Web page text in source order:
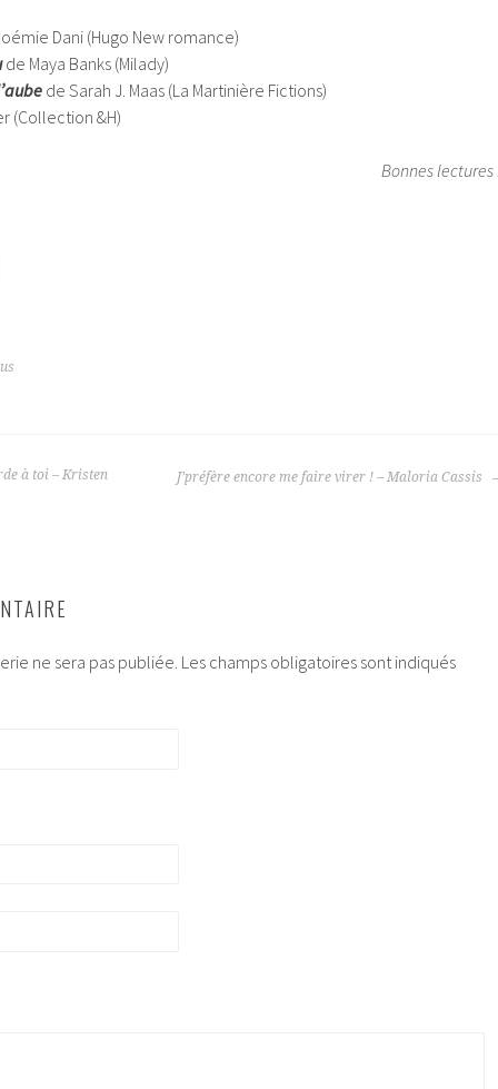
Dani (Hugo New romance)
de Maya Banks (Milady)
de Sarah J. Maas (La Martinière Fictions)
(Collection &H)
Bonnes
à toi – Kristen
J’préfère encore me faire virer ! – Maloria Cassis
ne sera pas publiée. Les champs obligatoires sont indiqués